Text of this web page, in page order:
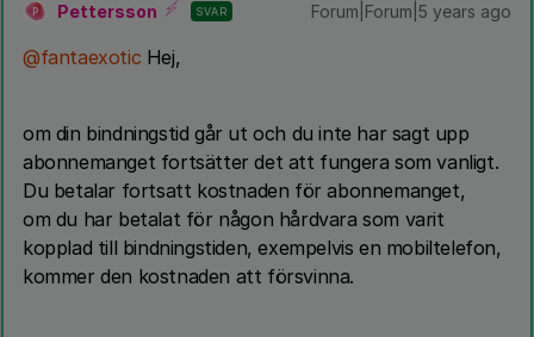
P Pettersson SVAR Forum|Forum|5 years ago
@fantaexotic Hej,
om din bindningstid går ut och du inte har sagt upp
abonnemanget fortsätter det att fungera som vanligt.
Du betalar fortsatt kostnaden för abonnemanget,
om du har betalat för någon hårdvara som varit
kopplad till bindningstiden, exempelvis en mobiltelefon,
kommer den kostnaden att försvinna.